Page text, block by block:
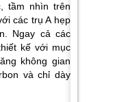
tầm nhìn trên
các trụ A hẹp
Ngay cả các
kế với mục
không gian
và chỉ dày